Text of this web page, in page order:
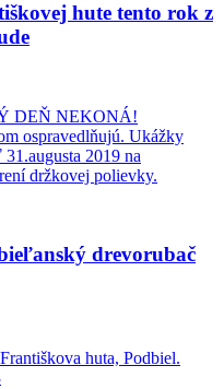
hute tento rok z
DEŇ NEKONÁ!
ospravedlňujú. Ukážky
2019 na
držkovej polievky.
drevorubač
huta, Podbiel.